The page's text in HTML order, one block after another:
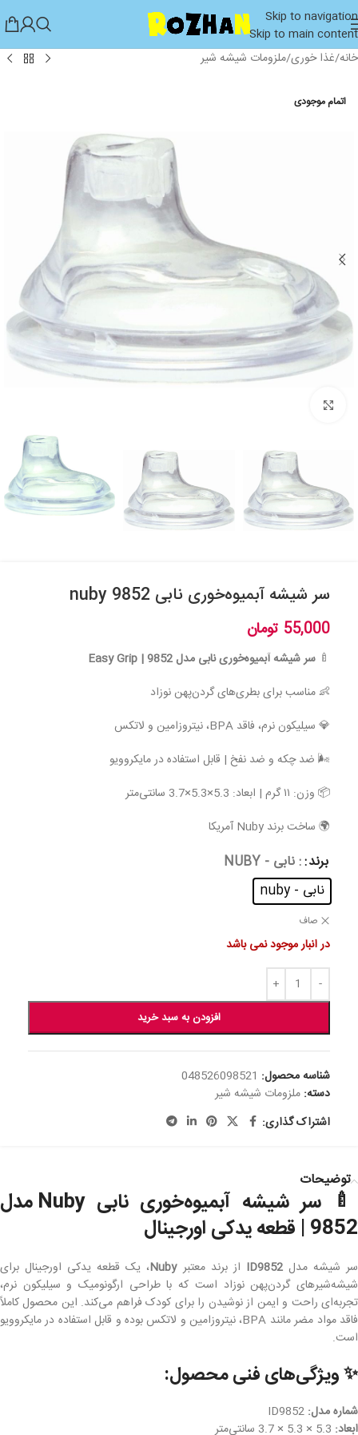
Skip to navigation
Skip to main content
خانه/غذا خوری/ملزومات شیشه شیر
اتمام موجودی
سر شیشه آبمیوه‌خوری نابی nuby 9852
55,000 تومان
🍼 سر شیشه آبمیوه‌خوری نابی مدل 9852 | Easy Grip
👶 مناسب برای بطری‌های گردن‌پهن نوزاد
💎 سیلیکون نرم، فاقد BPA، نیتروزامین و لاتکس
🌬 ضد چکه و ضد نفخ | قابل استفاده در مایکروویو
📦 وزن: ۱۱ گرم | ابعاد: 5.3×5.3×3.7 سانتی‌متر
🌍 ساخت برند Nuby آمریکا
برند : نابی - NUBY
نابی - nuby
صاف
در انبار موجود نمی باشد
افزودن به سبد خرید
شناسه محصول: 048526098521
دسته: ملزومات شیشه شیر
اشتراک گذاری:
توضیحات
🍼 سر شیشه آبمیوه‌خوری نابی Nuby مدل
9852 | قطعه یدکی اورجینال
سر شیشه مدلID9852 از برند معتبرNuby، یک قطعه یدکی اورجینال برای
شیشه‌شیرهای گردن‌پهن نوزاد است که با طراحی ارگونومیک و سیلیکون نرم،
تجربه‌ای راحت و ایمن از نوشیدن را برای کودک فراهم می‌کند. این محصول کاملاً
فاقد مواد مضر مانند BPA، نیتروزامین و لاتکس بوده و قابل استفاده در مایکروویو
است.
✨ ویژگی‌های فنی محصول:
شماره مدل:
ابعاد: